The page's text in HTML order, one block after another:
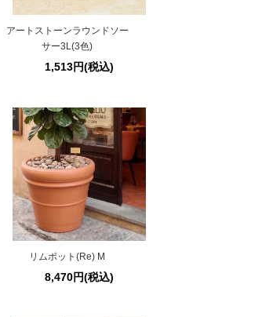
アートストーンラウンドソー
サー3L(3色)
1,513円(税込)
リムポット(Re) M
8,470円(税込)